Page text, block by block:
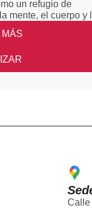
un refugio de
mente, el cuerpo y
Calle